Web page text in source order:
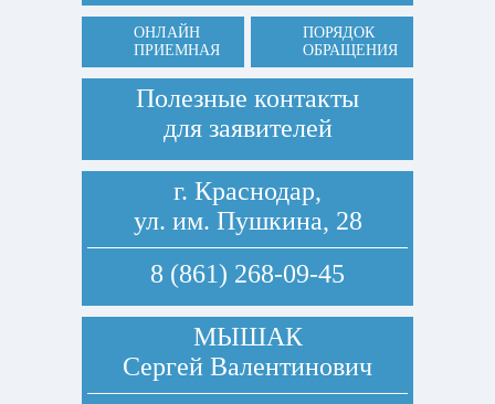
ОНЛАЙН
ПРИЕМНАЯ
ПОРЯДОК
ОБРАЩЕНИЯ
Полезные контакты
для заявителей
г. Краснодар,
ул. им. Пушкина, 28
8 (861) 268-09-45
МЫШАК
Сергей Валентинович